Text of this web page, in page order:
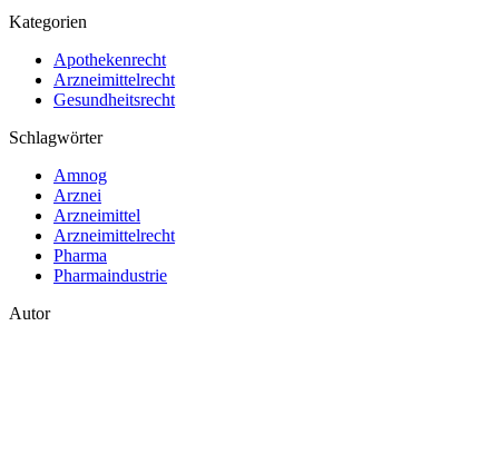
Kategorien
Apothekenrecht
Arzneimittelrecht
Gesundheitsrecht
Schlagwörter
Amnog
Arznei
Arzneimittel
Arzneimittelrecht
Pharma
Pharmaindustrie
Autor